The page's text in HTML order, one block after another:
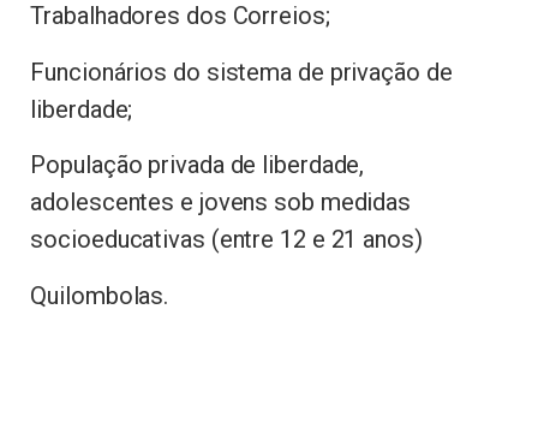
Trabalhadores dos Correios;
Funcionários do sistema de privação de
liberdade;
População privada de liberdade,
adolescentes e jovens sob medidas
socioeducativas (entre 12 e 21 anos)
Quilombolas.